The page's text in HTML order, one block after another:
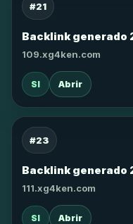
#21
Backlink generado
109.xg4ken.com
SI Abrir
#23
Backlink generado
111.xg4ken.com
SI Abrir